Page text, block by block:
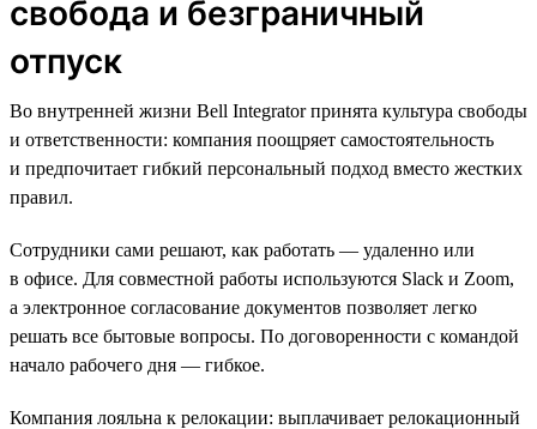
свобода и безграничный
отпуск
Во внутренней жизни Bell Integrator принята культура свободы
и ответственности: компания поощряет самостоятельность
и предпочитает гибкий персональный подход вместо жестких
правил.
Сотрудники сами решают, как работать — удаленно или
в офисе. Для совместной работы используются Slack и Zoom,
а электронное согласование документов позволяет легко
решать все бытовые вопросы. По договоренности с командой
начало рабочего дня — гибкое.
Компания лояльна к релокации: выплачивает релокационный